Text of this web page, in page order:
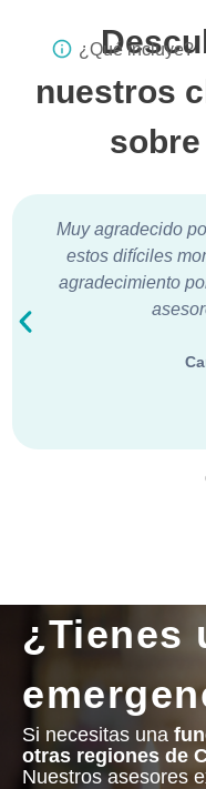
¿Qué incluye?
nuestros
Muy agradecido
estos difíciles
agradecimiento
¿Tienes
Si necesitas una
otras regiones de
Nuestros asesores